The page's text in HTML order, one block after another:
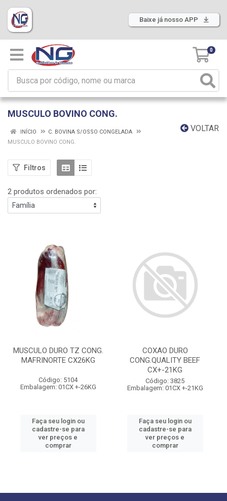
Baixe já nosso APP
0
MUSCULO BOVINO CONG.
VOLTAR
INÍCIO
C. BOVINA S/OSSO CONGELADA
MUSCULO BOVINO CONG.
Filtros
2 produtos ordenados por:
MUSCULO DURO TZ CONG.
MAFRINORTE CX26KG
Código: 5104
Embalagem: 01CX +-26KG
Faça seu login ou
cadastre-se para
ver preços e
comprar
COXAO DURO
CONG.QUALITY BEEF
CX+-21KG
Código: 3825
Embalagem: 01CX +-21KG
Faça seu login ou
cadastre-se para
ver preços e
comprar